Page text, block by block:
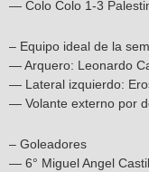
— Colo Colo 1-3
– Equipo ideal de la
— Arquero: Leonardo
— Lateral izquierdo:
— Volante externo por
– Goleadores
— 6° Miguel Angel